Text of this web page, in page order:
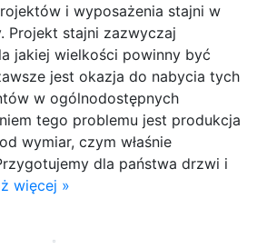
i wyposażenia stajni w
Projekt stajni zazwyczaj
jakiej wielkości powinny być
jest okazja do nabycia tych
w ogólnodostępnych
tego problemu jest produkcja
wymiar, czym właśnie
dla państwa drzwi i
więcej »